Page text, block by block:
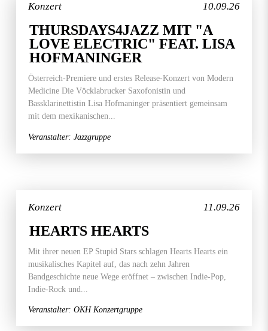
10.09.26
Konzert
THURSDAYS4JAZZ MIT "A
LOVE ELECTRIC" FEAT. LISA
HOFMANINGER
Österreich-Premiere und erstes Release-Konzert von Modern
Medicine Die Vöcklabrucker Saxofonistin und
Bassklarinettistin Lisa Hofmaninger präsentiert gemeinsam
mit dem mexikanischen...
Veranstalter: Jazzgruppe
11.09.26
Konzert
HEARTS HEARTS
Mit ihrer neuen EP Stupid Stars schlagen Hearts Hearts ein
musikalisches Kapitel auf, das nach zehn Jahren
Bandgeschichte neue Wege eröffnet – zwischen Indie-Pop,
Indie-Rock und...
Veranstalter: OKH Konzertgruppe